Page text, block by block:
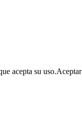
acepta su uso.Aceptar